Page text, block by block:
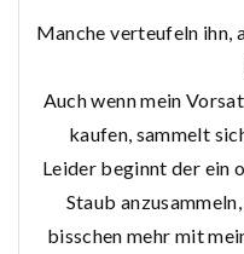
Manche verteufeln ihn,
Auch wenn mein
kaufen, sammelt
Leider beginnt der ein
Staub
bisschen mehr mit